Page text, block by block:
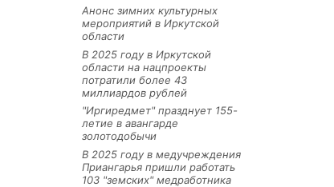
Анонс зимних культурных
мероприятий в Иркутской
области
В 2025 году в Иркутской
области на нацпроекты
потратили более 43
миллиардов рублей
"Иргиредмет" празднует 155-
летие в авангарде
золотодобычи
В 2025 году в медучреждения
Приангарья пришли работать
103 "земских" медработника